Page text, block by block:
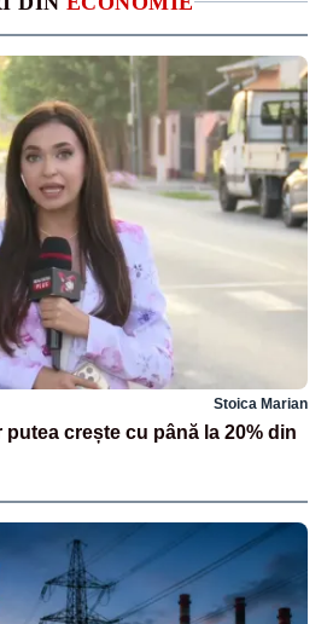
Stoica Marian
putea crește cu până la 20% din